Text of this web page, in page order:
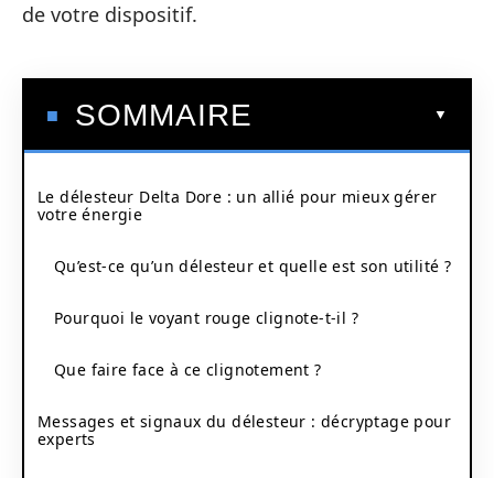
de votre dispositif.
SOMMAIRE
Le délesteur Delta Dore : un allié pour mieux gérer
votre énergie
Qu’est-ce qu’un délesteur et quelle est son utilité ?
Pourquoi le voyant rouge clignote-t-il ?
Que faire face à ce clignotement ?
Messages et signaux du délesteur : décryptage pour
experts